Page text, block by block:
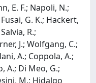
E. F.; Napoli, N.;
G. K.; Hackert,
R.;
J.; Wolfgang, C.;
A.; Coppola, A.;
A.; Di Meo, G.;
M.; Hidalgo